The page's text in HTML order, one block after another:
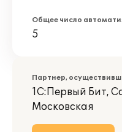
Общее число
5
Партнер,
1С:Первый Бит,
Московская